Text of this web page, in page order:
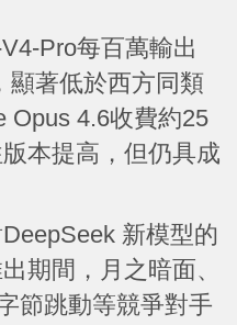
Pro每百萬輸出
顯著低於西方同類
Opus 4.6收費約25
本提高，但仍具成
新模型的
期間，月之暗面、
節跳動等競爭對手